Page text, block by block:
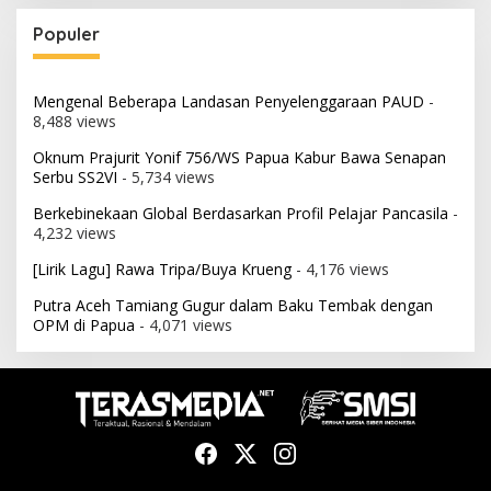
Populer
Mengenal Beberapa Landasan Penyelenggaraan PAUD -
8,488 views
Oknum Prajurit Yonif 756/WS Papua Kabur Bawa Senapan
Serbu SS2VI - 5,734 views
Berkebinekaan Global Berdasarkan Profil Pelajar Pancasila -
4,232 views
[Lirik Lagu] Rawa Tripa/Buya Krueng- 4,176 views
Putra Aceh Tamiang Gugur dalam Baku Tembak dengan
OPM di Papua - 4,071 views